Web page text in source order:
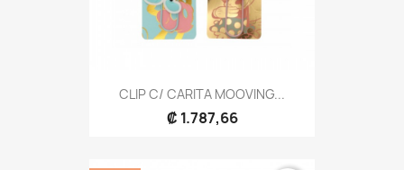
CLIP C/ CARITA MOOVING...
₡ 1.787,66